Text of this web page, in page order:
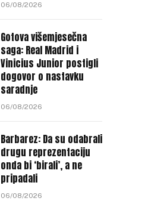
06/08/2026
Gotova višemjesečna
saga: Real Madrid i
Vinicius Junior postigli
dogovor o nastavku
saradnje
06/08/2026
Barbarez: Da su odabrali
drugu reprezentaciju
onda bi ‘birali’, a ne
pripadali
06/08/2026